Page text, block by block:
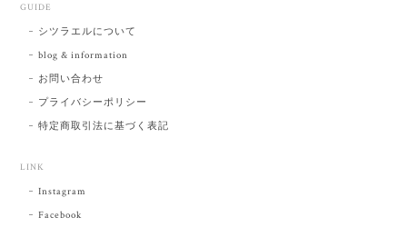
GUIDE
シツラエルについて
blog & information
お問い合わせ
プライバシーポリシー
特定商取引法に基づく表記
LINK
Instagram
Facebook